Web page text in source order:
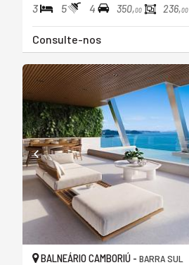
3 5 4 350,00 236,00
Consulte-nos
BALNEÁRIO CAMBORIÚ - BARRA SUL